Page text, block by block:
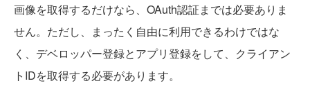
画像を取得するだけなら、OAuth認証までは必要ありま
せん。ただし、まったく自由に利用できるわけではな
く、デベロッパー登録とアプリ登録をして、クライアン
トIDを取得する必要があります。